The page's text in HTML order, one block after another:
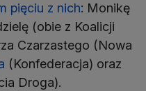
pięciu z nich: Monikę
(obie z Koalicji
Czarzastego (Nowa
(Konfederacja) oraz
Droga).